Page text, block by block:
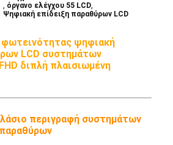
, όργανο ελέγχου 55 LCD,
Ψηφιακή επίδειξη παραθύρων LCD
φωτεινότητας ψηφιακή
LCD συστημάτων
διπλή πλαισιωμένη
περιγραφή συστημάτων